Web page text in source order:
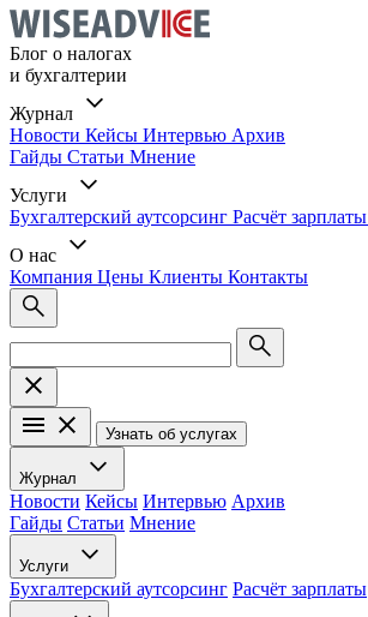
Блог о налогах
и бухгалтерии
Журнал
Новости Кейсы Интервью Архив
Гайды Статьи Мнение
Услуги
Бухгалтерский аутсорсинг Расчёт зарплаты
О нас
Компания Цены Клиенты Контакты
Узнать об услугах
Журнал
Новости Кейсы Интервью Архив
Гайды Статьи Мнение
Услуги
Бухгалтерский аутсорсинг Расчёт зарплаты